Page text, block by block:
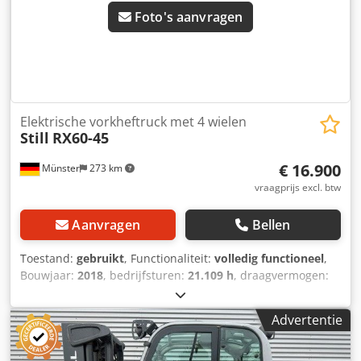
Foto's aanvragen
Münster 273 km
Elektrische vorkheftruck met 4 wielen
Still RX60-45
€ 16.900
vraagprijs excl. btw
Aanvragen Bellen
Toestand: gebruikt, Functionaliteit: volledig functioneel,
Bouwjaar: 2018, bedrijfsturen: 21.109 h, draagvermogen:
4.080 mm
masttype:telescopisch, bouwhoogte:2.850 mm,
vorkenbordbreedte:1.200 mm, vorklengte:2.400 mm,
aandrijftype:Elektro, Elektrische vierwielige stapelaar
Advertentie